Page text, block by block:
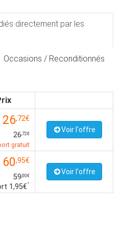
directement par les
Occasions / Reconditionnés
26,72€
26,72€
gratuit
Voir l'offre
60,95€
59,00€
1,95€*
Voir l'offre